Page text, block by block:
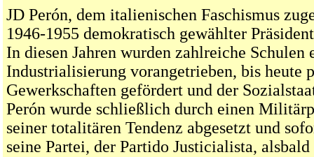
JD Perón, dem italienischen Faschismus
1946-1955 demokratisch gewählter
In diesen Jahren wurden zahlreiche Schulen
Industrialisierung vorangetrieben, bis heute
Gewerkschaften gefördert und der
Perón wurde schließlich durch einen
seiner totalitären Tendenz abgesetzt und
seine Partei, der Partido Justicialista,